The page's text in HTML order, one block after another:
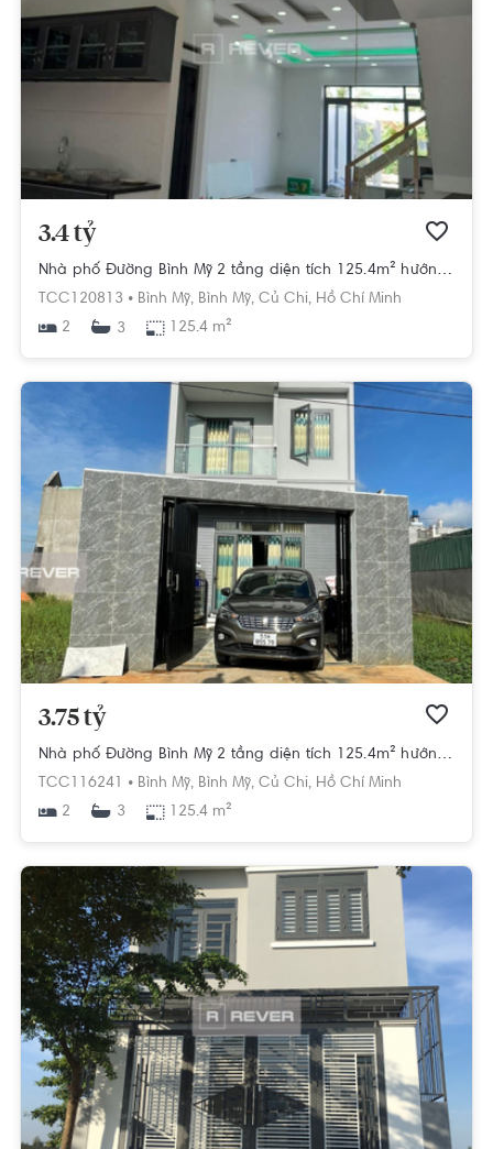
3.4 tỷ
Nhà phố Đường Bình Mỹ 2 tầng diện tích 125.4m² hướng đông bắc pháp lý sổ hồng
TCC120813 • Bình Mỹ, Bình Mỹ, Củ Chi, Hồ Chí Minh
2
3 125.4 m²
3.75 tỷ
Nhà phố Đường Bình Mỹ 2 tầng diện tích 125.4m² hướng : đông bắc pháp lý sổ hồng.
TCC116241 • Bình Mỹ, Bình Mỹ, Củ Chi, Hồ Chí Minh
2
3 125.4 m²